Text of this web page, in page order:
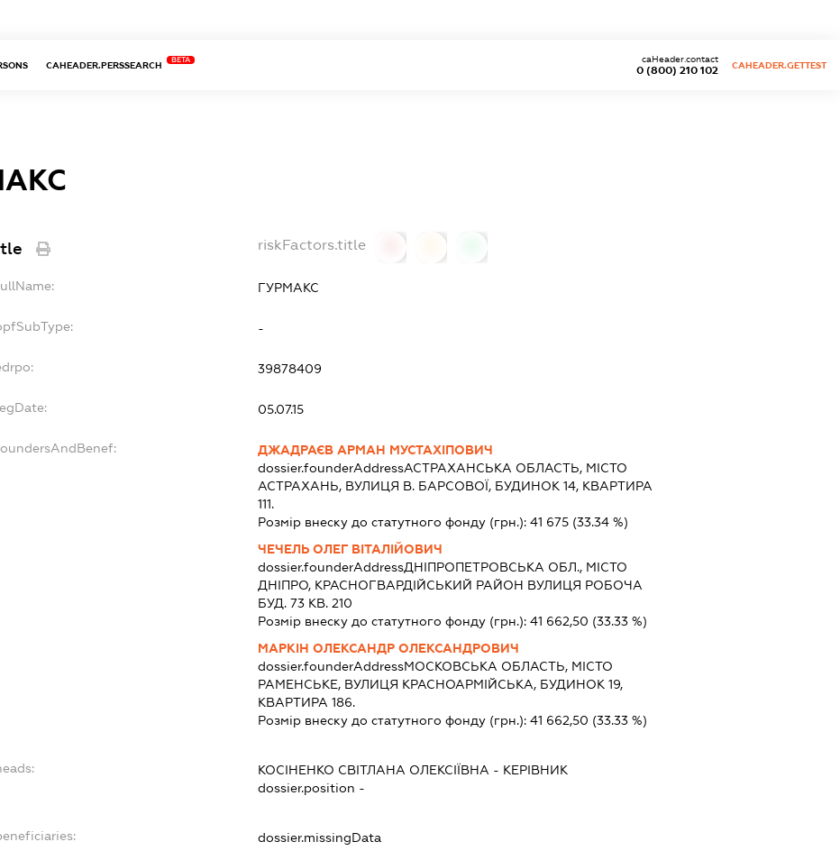
CAHEADER.PERSSEARCH
BETA
0 (800) 210 102
caHeader.contact
CAHEADER.GETTEST
riskFactors.title
ГУРМАКС
-
39878409
05.07.15
ДЖАДРАЄВ АРМАН МУСТАХІПОВИЧ
dossier.founderAddressАСТРАХАНСЬКА ОБЛАСТЬ, МІСТО
АСТРАХАНЬ, ВУЛИЦЯ В. БАРСОВОЇ, БУДИНОК 14, КВАРТИРА
111.
Розмір внеску до статутного фонду (грн.):41 675 (33.34 %)
ЧЕЧЕЛЬ ОЛЕГ ВІТАЛІЙОВИЧ
dossier.founderAddressДНІПРОПЕТРОВСЬКА ОБЛ., МІСТО
ДНІПРО, КРАСНОГВАРДІЙСЬКИЙ РАЙОН ВУЛИЦЯ РОБОЧА
БУД. 73 КВ. 210
Розмір внеску до статутного фонду (грн.):41 662,50 (33.33 %)
МАРКІН ОЛЕКСАНДР ОЛЕКСАНДРОВИЧ
dossier.founderAddressМОСКОВСЬКА ОБЛАСТЬ, МІСТО
РАМЕНСЬКЕ, ВУЛИЦЯ КРАСНОАРМІЙСЬКА, БУДИНОК 19,
КВАРТИРА 186.
Розмір внеску до статутного фонду (грн.):41 662,50 (33.33 %)
КОСІНЕНКО СВІТЛАНА ОЛЕКСІЇВНА - КЕРІВНИК
dossier.position -
dossier.missingData